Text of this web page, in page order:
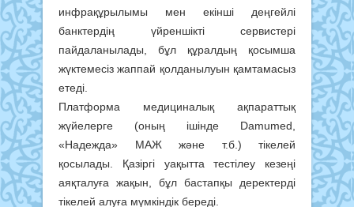
инфрақұрылымы мен екінші деңгейлі
банктердің үйреншікті сервистері
пайдаланылады, бұл құралдың қосымша
жүктемесіз жаппай қолданылуын қамтамасыз
етеді.
Платформа медициналық ақпараттық
жүйелерге (оның ішінде Damumed,
«Надежда» МАЖ және т.б.) тікелей
қосылады. Қазіргі уақытта тестілеу кезеңі
аяқталуға жақын, бұл бастапқы деректерді
тікелей алуға мүмкіндік береді.